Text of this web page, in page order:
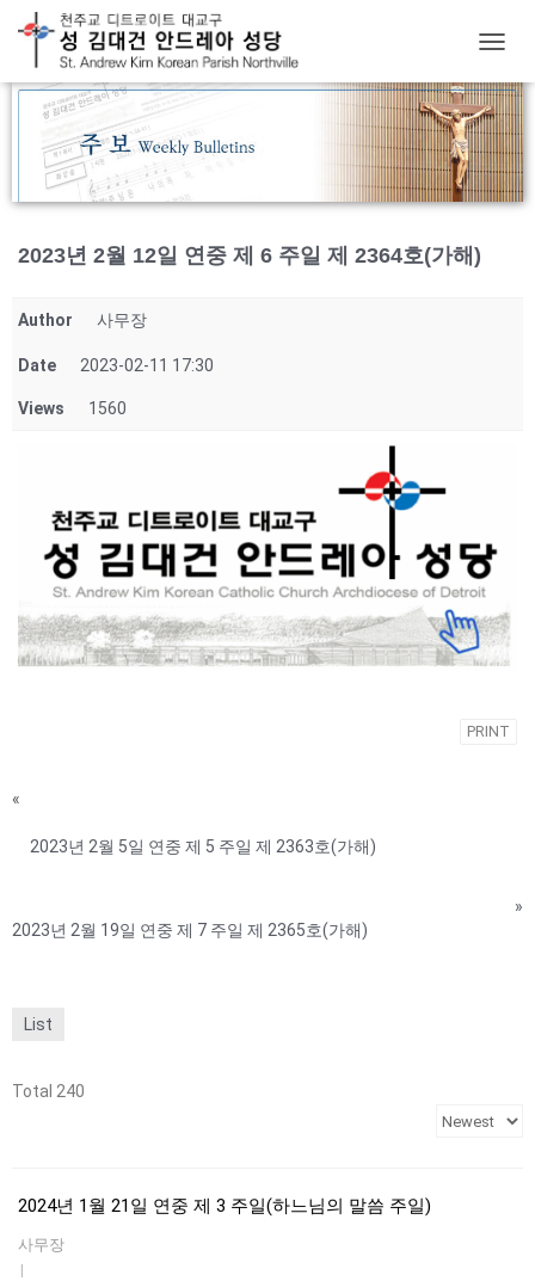
O
G
G
L
E
N
2023년 2월 12일 연중 제 6 주일 제 2364호(가해)
Author 사무장
Date 2023-02-11 17:30
Views 1560
PRINT
«
2023년 2월 5일 연중 제 5 주일 제 2363호(가해)
2023년 2월 19일 연중 제 7 주일 제 2365호(가해)
»
List
Total 240
2024년 1월 21일 연중 제 3 주일(하느님의 말씀 주일)
사무장
|